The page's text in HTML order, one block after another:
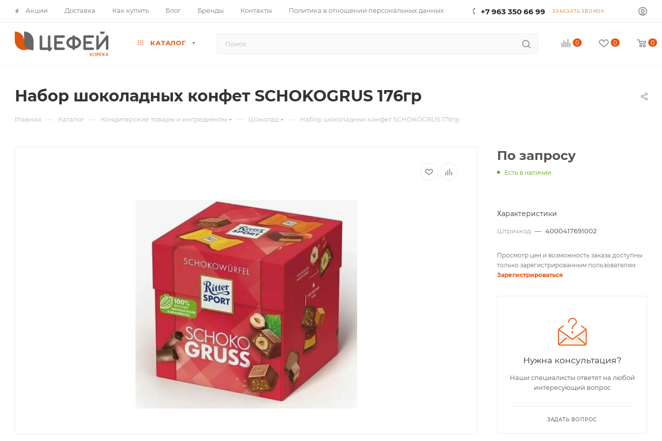
Акции Доставка Как купить Блог Бренды Контакты Политика в отношении персональных данных +7 963 350 66 99 ЗАКАЗАТЬ ЗВОНОК
КАТАЛОГ 0 0 0
Набор шоколадных конфет SCHOKOGRUS 176гр
Главная — Каталог — Кондитерские товары и ингредиенты — Шоколад — Набор шоколадных конфет SCHOKOGRUS 176гр
По запросу
Есть в наличии
Характеристики
Штрихкод — 4000417691002
Просмотр цен и возможность заказа доступны
только зарегистрированным пользователям.
Зарегистрироваться
Нужна консультация?
Наши специалисты ответят на любой
интересующий вопрос
ЗАДАТЬ ВОПРОС